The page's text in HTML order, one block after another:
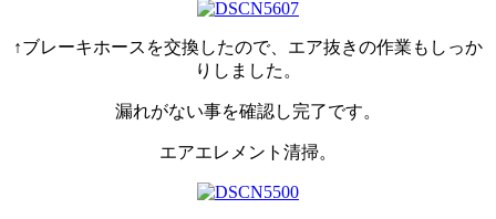
↑ブレーキホースを交換したので、エア抜きの作業もしっか
りしました。
漏れがない事を確認し完了です。
エアエレメント清掃。